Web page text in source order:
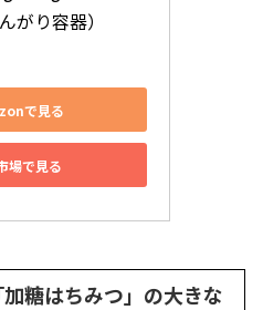
がり容器）
で見る
場で見る
加糖はちみつ」の大きな